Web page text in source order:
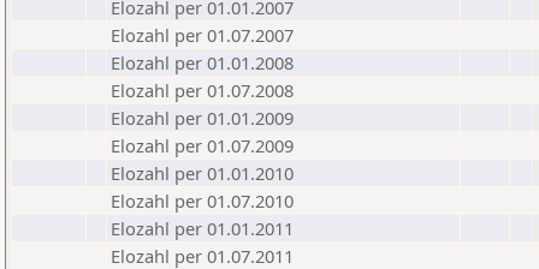
Elozahl per 01.01.2007
Elozahl per 01.07.2007
Elozahl per 01.01.2008
Elozahl per 01.07.2008
Elozahl per 01.01.2009
Elozahl per 01.07.2009
Elozahl per 01.01.2010
Elozahl per 01.07.2010
Elozahl per 01.01.2011
Elozahl per 01.07.2011